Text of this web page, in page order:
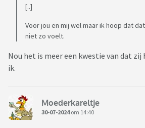
Het slaat nergens op en zijn ook geen
maar heb werkelijk het gevoel
nemen. Spuugzat word ik er soms van
Zijn jullie mannen ook zo? Net
Jk zie dat veel in mijn omgeving, de
is net een moeder van een groot kind.
[..]
Voor jou en mij wel maar ik hoop dat
niet zo voelt.
Nou het is meer een kwestie van dat
ik.
Moederkareltje
30-07-2024om 14:40